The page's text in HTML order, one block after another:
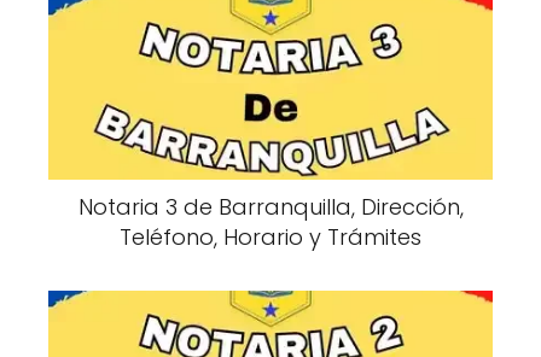
Notaria 3 de Barranquilla, Dirección,
Teléfono, Horario y Trámites